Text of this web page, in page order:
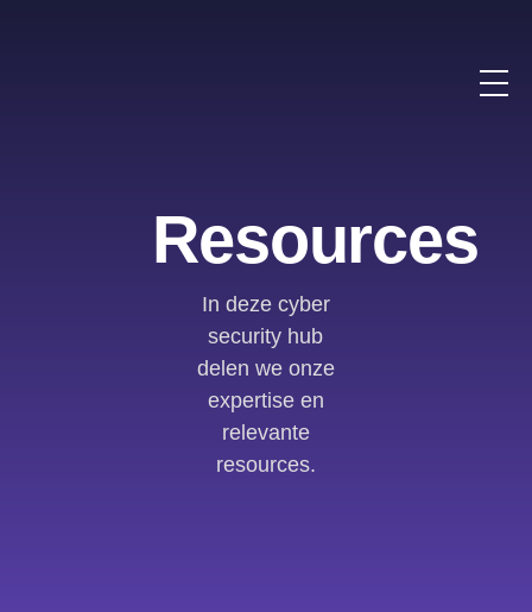
Resources
In deze cyber
security hub
delen we onze
expertise en
relevante
resources.